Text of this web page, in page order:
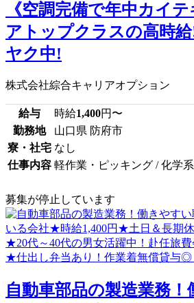
《空調完備で年中カイ
アトップクラスの高時
ヤク中!
株式会社綜合キャリアオプション
給与 時給1,400円〜
勤務地
山口県 防府市
寮・社宅 なし
仕事内容 軽作業・ピッキング / 化学
募集が停止しています
自動車部品の製造業務